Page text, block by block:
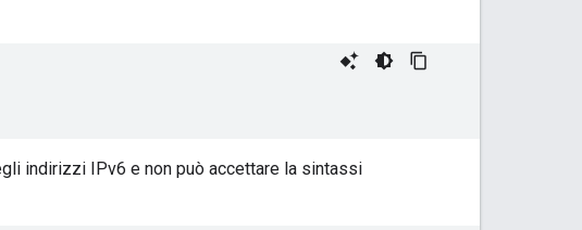
indirizzi IPv6 e non può accettare la sintassi